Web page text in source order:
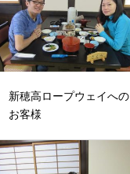
新穂高ロープウェイへの
お客様